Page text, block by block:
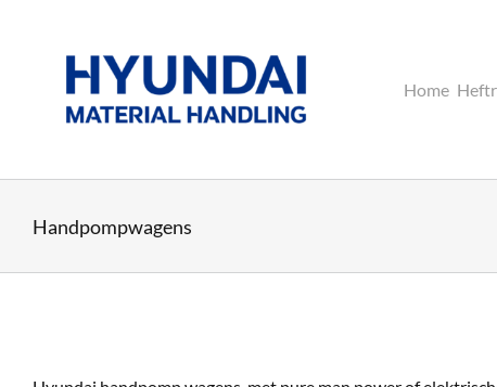
Home
Handpompwagens